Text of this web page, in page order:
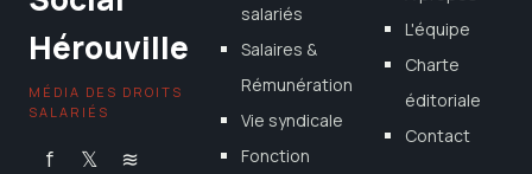
Hérouville
MÉDIA DES DROITS
SALARIÉS
f 𝕏 ≋
salariés
Salaires &
Rémunération
Vie syndicale
Fonction
L'équipe
Charte
éditoriale
Contact